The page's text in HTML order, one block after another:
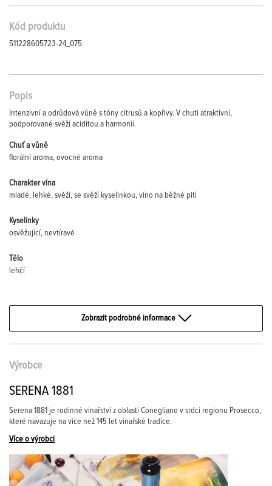
Kód produktu
511228605723-24_075
Popis
Intenzivní a odrůdová vůně s tóny citrusů a kopřivy. V chuti atraktivní,
podporované svěží aciditou a harmonií.
Chuť a vůně
florální aroma, ovocné aroma
Charakter vína
mladé, lehké, svěží, se svěží kyselinkou, víno na běžné pití
Kyselinky
osvěžující, nevtíravé
Tělo
lehčí
Zobrazit podrobné informace
Výrobce
SERENA 1881
Serena 1881 je rodinné vinařství z oblasti Conegliano v srdci regionu Prosecco,
které navazuje na více než 145 let vinařské tradice.
Více o výrobci